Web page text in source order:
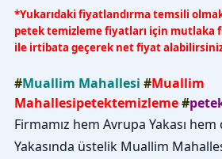
*Yukarıdaki fiyatlandırma temsili
petek temizleme fiyatları için mutlaka
ile irtibata geçerek net fiyat
#Muallim Mahallesi #Muallim
Mahallesipetektemizleme#
Firmamız hem Avrupa Yakası
Yakasında üstelik Muallim